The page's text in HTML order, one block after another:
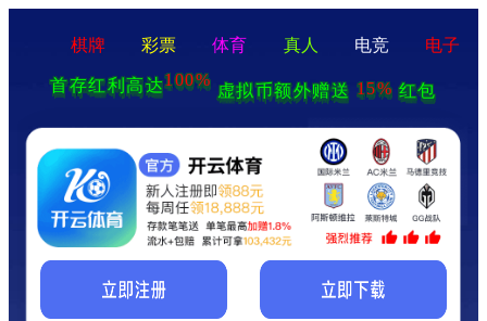
棋牌 彩票 体育 真人 电竞 电子
首存红利高达100%
虚拟币额外赠送 15% 红包